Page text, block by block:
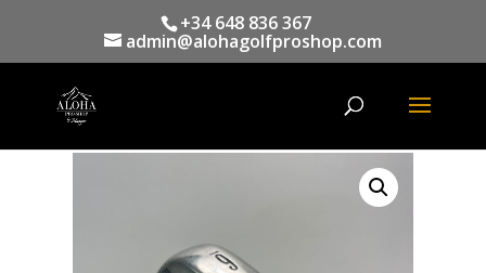
+34 648 836 367
admin@alohagolfproshop.com
productos